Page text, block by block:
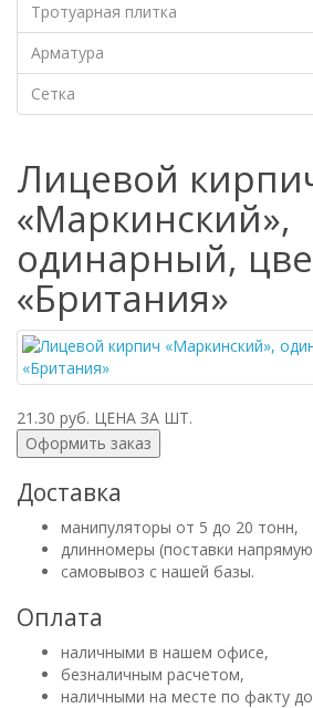
Тротуарная плитка
Арматура
Сетка
Лицевой
«Маркинский»,
одинарный,
«Британия»
21.30 руб. ЦЕНА ЗА ШТ.
Оформить заказ
Доставка
манипуляторы от 5 до 20 тонн,
длинномеры (поставки
самовывоз с нашей базы.
Оплата
наличными в нашем офисе,
безналичным расчетом,
наличными на месте по факту